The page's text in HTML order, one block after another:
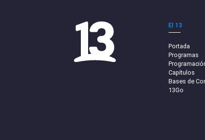
El 13
Portada
Programas
Capítulos
Bases de
13Go